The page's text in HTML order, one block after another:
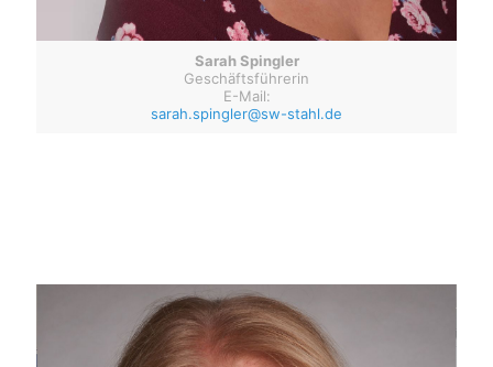
Sarah Spingler
Geschäftsführerin
E-Mail:
sarah.spingler@sw-stahl.de